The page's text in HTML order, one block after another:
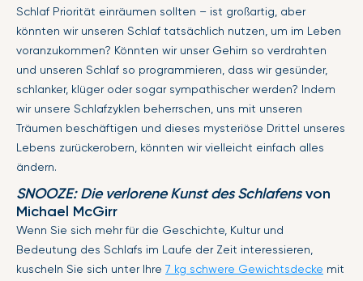
Schlaf Priorität einräumen sollten – ist großartig, aber
könnten wir unseren Schlaf tatsächlich nutzen, um im Leben
voranzukommen? Könnten wir unser Gehirn so verdrahten
und unseren Schlaf so programmieren, dass wir gesünder,
schlanker, klüger oder sogar sympathischer werden? Indem
wir unsere Schlafzyklen beherrschen, uns mit unseren
Träumen beschäftigen und dieses mysteriöse Drittel unseres
Lebens zurückerobern, könnten wir vielleicht einfach alles
ändern.
SNOOZE: Die verlorene Kunst des Schlafensvon
Michael McGirr
Wenn Sie sich mehr für die Geschichte, Kultur und
Bedeutung des Schlafs im Laufe der Zeit interessieren,
kuscheln Sie sich unter Ihre 7 kg schwere Gewichtsdecke mit